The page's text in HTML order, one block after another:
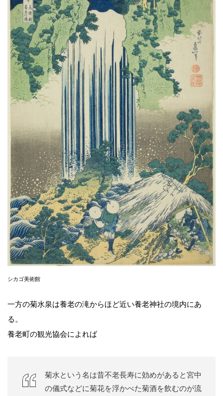
シカゴ美術館
一方の菊水泉は養老の滝からほど近い養老神社の境内にあ
る。
養老町の観光協会によれば
菊水という名は昔不老長寿に効めがあると宮中
の儀式などに菊花を浮かべた菊酒を飲むのが流